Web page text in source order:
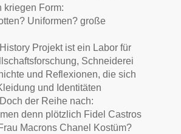
kriegen Form:
Uniformen? große
Projekt ist ein Labor für
Schneiderei
und Reflexionen, die sich
und Identitäten
der Reihe nach:
denn plötzlich Fidel Castros
Macrons Chanel Kostüm?